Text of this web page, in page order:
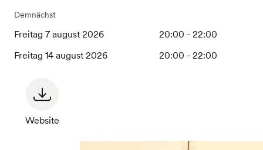
Demnächst
Freitag 7 august 2026
20:00 - 22:00
Freitag 14 august 2026
20:00 - 22:00
Website